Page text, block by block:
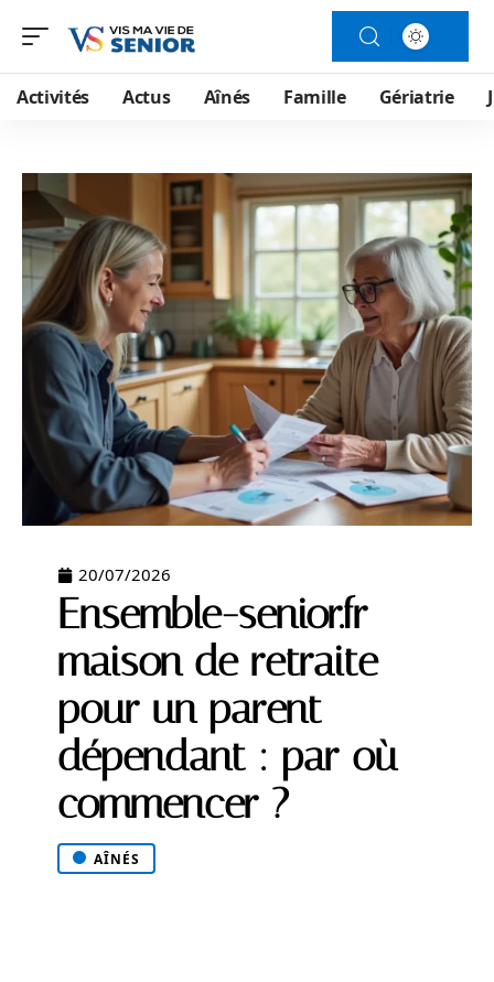
Activités Actus Aînés Famille Gériatrie
20/07/2026
Ensemble-senior.fr
maison de retraite
pour un parent
dépendant : par où
commencer ?
AÎNÉS